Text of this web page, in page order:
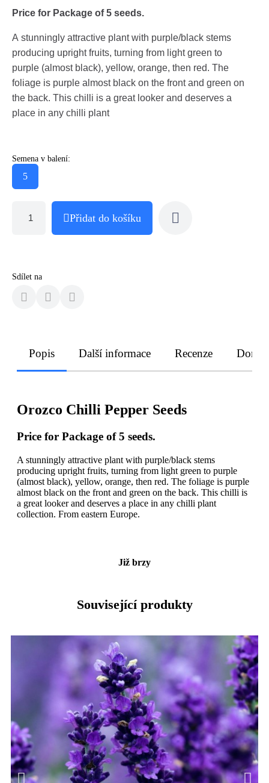
Price for Package of 5 seeds.
A stunningly attractive plant with purple/black stems
producing upright fruits, turning from light green to
purple (almost black), yellow, orange, then red. The
foliage is purple almost black on the front and green on
the back. This chilli is a great looker and deserves a
place in any chilli plant
Semena v balení:
5
Přidat do košíku
Sdílet na
Popis Další informace Recenze
Orozco Chilli Pepper Seeds
Price for Package of 5 seeds.
A stunningly attractive plant with purple/black stems
producing upright fruits, turning from light green to purple
(almost black), yellow, orange, then red. The foliage is purple
almost black on the front and green on the back. This chilli is
a great looker and deserves a place in any chilli plant
collection. From eastern Europe.
Již brzy
Související produkty